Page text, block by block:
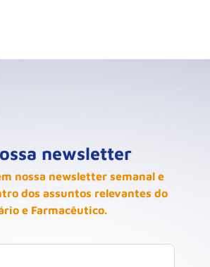
newsletter
nossa newsletter semanal e
dos assuntos relevantes do
e Farmacêutico.